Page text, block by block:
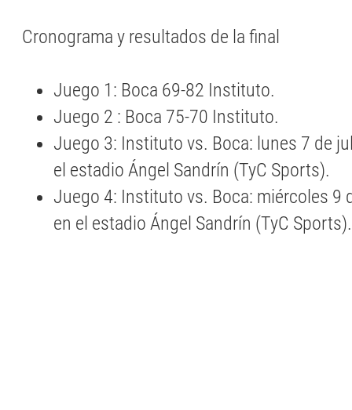
Cronograma y resultados de la final
Juego 1: Boca 69-82 Instituto.
Juego 2 : Boca 75-70 Instituto.
Juego 3: Instituto vs. Boca: lunes 7 de
el estadio Ángel Sandrín (TyC Sports).
Juego 4: Instituto vs. Boca: miércoles 9
en el estadio Ángel Sandrín (TyC